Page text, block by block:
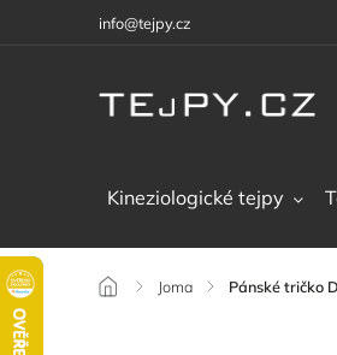
info@tejpy.cz
Kineziologické tejpy
/ Joma / Pánské tričko